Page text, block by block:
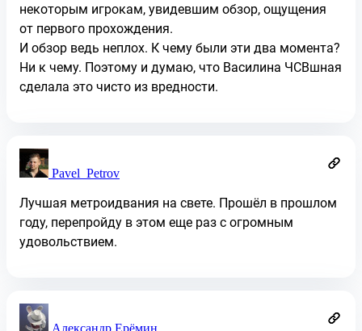
некоторым игрокам, увидевшим обзор, ощущения
от первого прохождения.
И обзор ведь неплох. К чему были эти два момента?
Ни к чему. Поэтому и думаю, что Василина ЧСВшная
сделала это чисто из вредности.
Pavel_Petrov
Лучшая метроидвания на свете. Прошёл в прошлом
году, перепройду в этом еще раз с огромным
удовольствием.
Александр Ерёмин